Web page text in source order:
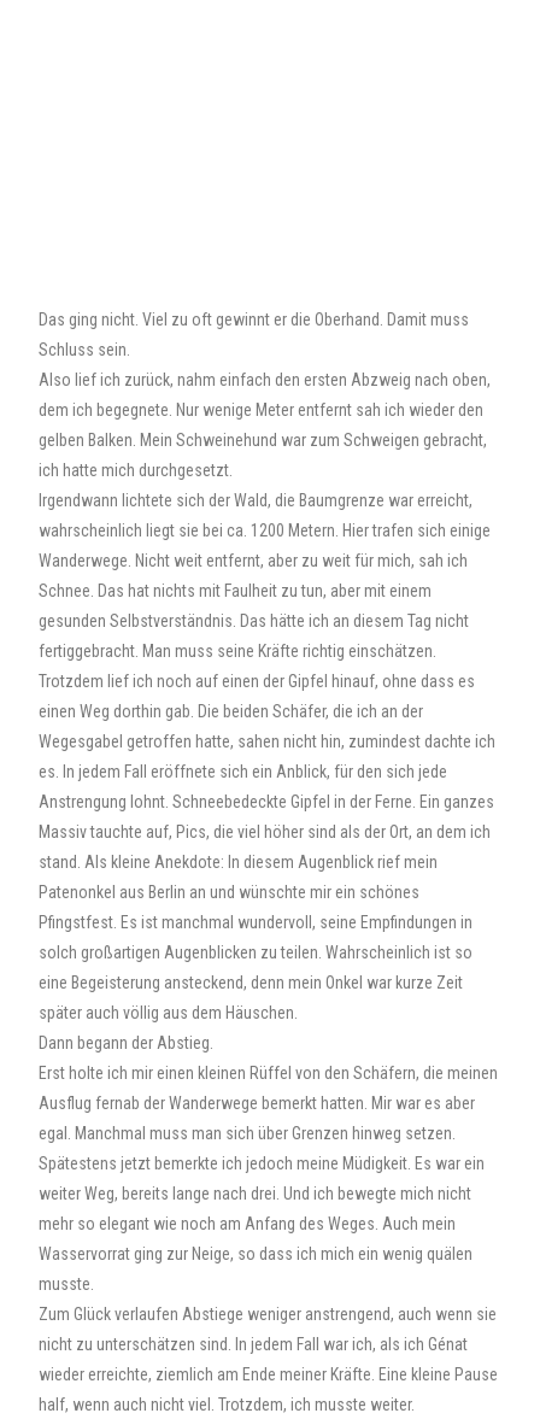
Das ging nicht. Viel zu oft gewinnt er die Oberhand. Damit muss
Schluss sein.
Also lief ich zurück, nahm einfach den ersten Abzweig nach oben,
dem ich begegnete. Nur wenige Meter entfernt sah ich wieder den
gelben Balken. Mein Schweinehund war zum Schweigen gebracht,
ich hatte mich durchgesetzt.
Irgendwann lichtete sich der Wald, die Baumgrenze war erreicht,
wahrscheinlich liegt sie bei ca. 1200 Metern. Hier trafen sich einige
Wanderwege. Nicht weit entfernt, aber zu weit für mich, sah ich
Schnee. Das hat nichts mit Faulheit zu tun, aber mit einem
gesunden Selbstverständnis. Das hätte ich an diesem Tag nicht
fertiggebracht. Man muss seine Kräfte richtig einschätzen.
Trotzdem lief ich noch auf einen der Gipfel hinauf, ohne dass es
einen Weg dorthin gab. Die beiden Schäfer, die ich an der
Wegesgabel getroffen hatte, sahen nicht hin, zumindest dachte ich
es. In jedem Fall eröffnete sich ein Anblick, für den sich jede
Anstrengung lohnt. Schneebedeckte Gipfel in der Ferne. Ein ganzes
Massiv tauchte auf, Pics, die viel höher sind als der Ort, an dem ich
stand. Als kleine Anekdote: In diesem Augenblick rief mein
Patenonkel aus Berlin an und wünschte mir ein schönes
Pfingstfest. Es ist manchmal wundervoll, seine Empfindungen in
solch großartigen Augenblicken zu teilen. Wahrscheinlich ist so
eine Begeisterung ansteckend, denn mein Onkel war kurze Zeit
später auch völlig aus dem Häuschen.
Dann begann der Abstieg.
Erst holte ich mir einen kleinen Rüffel von den Schäfern, die meinen
Ausflug fernab der Wanderwege bemerkt hatten. Mir war es aber
egal. Manchmal muss man sich über Grenzen hinweg setzen.
Spätestens jetzt bemerkte ich jedoch meine Müdigkeit. Es war ein
weiter Weg, bereits lange nach drei. Und ich bewegte mich nicht
mehr so elegant wie noch am Anfang des Weges. Auch mein
Wasservorrat ging zur Neige, so dass ich mich ein wenig quälen
musste.
Zum Glück verlaufen Abstiege weniger anstrengend, auch wenn sie
nicht zu unterschätzen sind. In jedem Fall war ich, als ich Génat
wieder erreichte, ziemlich am Ende meiner Kräfte. Eine kleine Pause
half, wenn auch nicht viel. Trotzdem, ich musste weiter.